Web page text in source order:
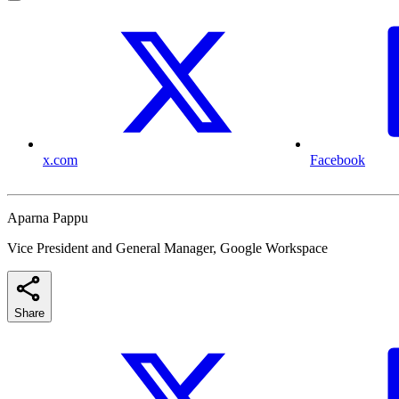
x.com Facebook
Aparna Pappu
Vice President and General Manager, Google Workspace
Share